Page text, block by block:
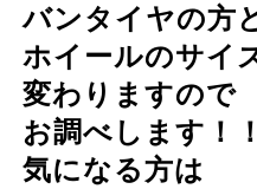
バンタイヤの方
ホイールのサイ
変わりますので
お調べします！！
気になる方は